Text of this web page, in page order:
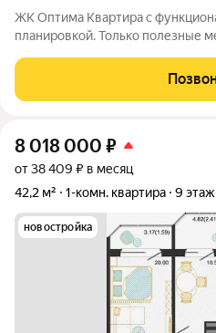
ЖК Оптима Квартира с
планировкой. Только полезные
жизнью городе. Рядом лес, пруд
непосредственной близости - ТЦ
8 018 000 ₽
от 38 409 ₽ в месяц
42,2 м²
1-комн. квартира 9 этаж
новостройка